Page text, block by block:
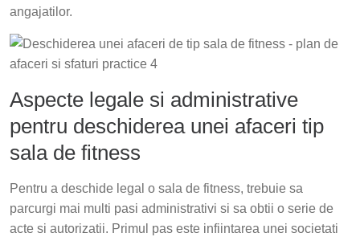
angajatilor.
Aspecte legale si administrative
pentru deschiderea unei afaceri tip
sala de fitness
Pentru a deschide legal o sala de fitness, trebuie sa
parcurgi mai multi pasi administrativi si sa obtii o serie de
acte si autorizatii. Primul pas este infiintarea unei societati